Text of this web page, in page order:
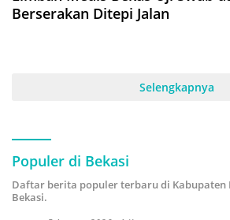
Berserakan Ditepi Jalan
Selengkapnya
Populer di Bekasi
Daftar berita populer terbaru di Kabupaten
Bekasi.